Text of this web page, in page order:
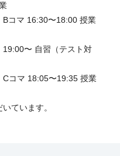
〜18:00 授業
自習（テスト対
〜19:35 授業
ています。